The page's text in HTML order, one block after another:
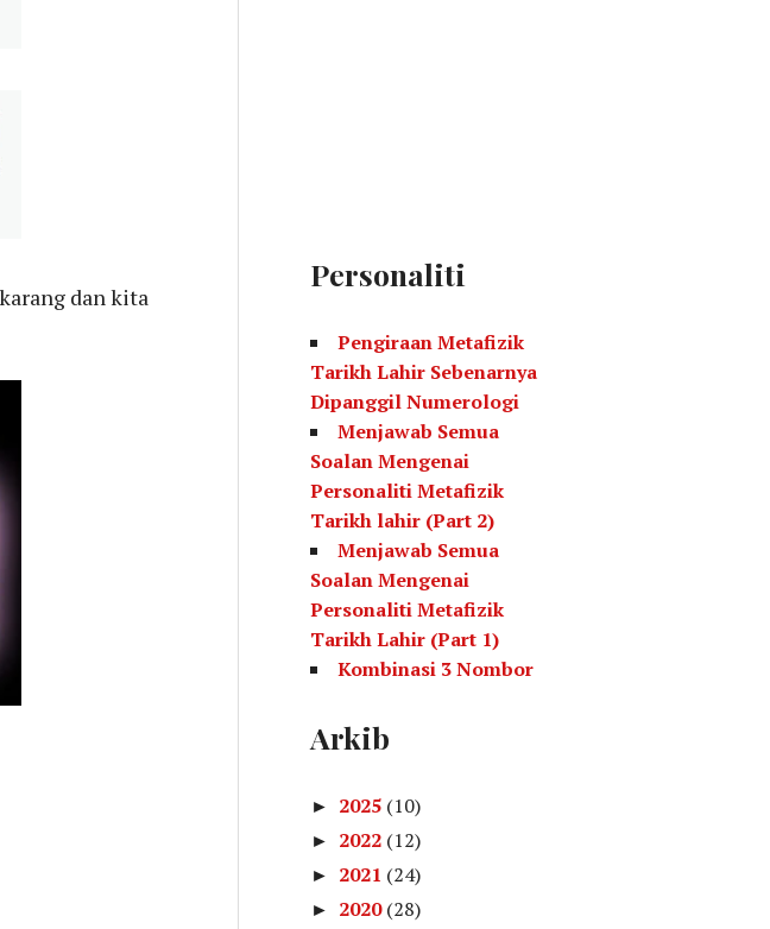
dan kita
Personaliti
Pengiraan Metafizik
Tarikh Lahir Sebenarnya
Dipanggil Numerologi
Menjawab Semua
Soalan Mengenai
Personaliti Metafizik
Tarikh lahir (Part 2)
Menjawab Semua
Soalan Mengenai
Personaliti Metafizik
Tarikh Lahir (Part 1)
Kombinasi 3 Nombor
Kecenderungan Kita
(Metafizik Tarikh Lahir)
Untuk Rujukan Selepas
Membuat Kiraan
Metafizik Tarikh Lahir
Personaliti Diri
Arkib
► 2025 (10)
► 2022 (12)
► 2021 (24)
► 2020(28)